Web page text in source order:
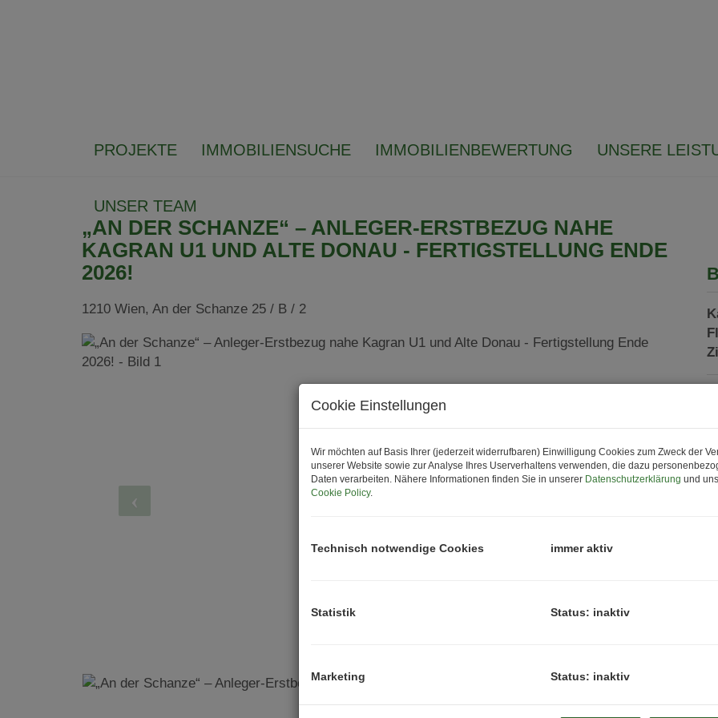
PROJEKTE IMMOBILIENSUCHE IMMOBILIENBEWERTUNG UNSERE
UNSER TEAM
„AN DER SCHANZE“ – ANLEGER-ERSTBEZUG NAHE
KAGRAN U1 UND ALTE DONAU - FERTIGSTELLUNG ENDE
2026!
1210 Wien, An der Schanze 25 / B / 2
Cookie Einstellungen
Wir möchten auf Basis Ihrer (jederzeit widerrufbaren) Einwilligung Cookies zum Zweck der
unserer Website sowie zur Analyse Ihres Userverhaltens verwenden, die dazu
Daten verarbeiten. Nähere Informationen finden Sie in unserer Datenschutzerklärung und
Cookie Policy.
Technisch notwendige Cookies immer aktiv
Statistik Status: inaktiv
Marketing Status: inaktiv